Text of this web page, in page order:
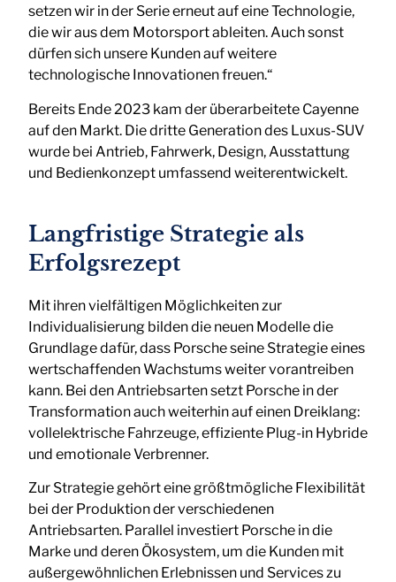
setzen wir in der Serie erneut auf eine Technologie,
die wir aus dem Motorsport ableiten. Auch sonst
dürfen sich unsere Kunden auf weitere
technologische Innovationen freuen.“
Bereits Ende 2023 kam der überarbeitete Cayenne
auf den Markt. Die dritte Generation des Luxus-SUV
wurde bei Antrieb, Fahrwerk, Design, Ausstattung
und Bedienkonzept umfassend weiterentwickelt.
Langfristige Strategie als
Erfolgsrezept
Mit ihren vielfältigen Möglichkeiten zur
Individualisierung bilden die neuen Modelle die
Grundlage dafür, dass Porsche seine Strategie eines
wertschaffenden Wachstums weiter vorantreiben
kann. Bei den Antriebsarten setzt Porsche in der
Transformation auch weiterhin auf einen Dreiklang:
vollelektrische Fahrzeuge, effiziente Plug-in Hybride
und emotionale Verbrenner.
Zur Strategie gehört eine größtmögliche Flexibilität
bei der Produktion der verschiedenen
Antriebsarten. Parallel investiert Porsche in die
Marke und deren Ökosystem, um die Kunden mit
außergewöhnlichen Erlebnissen und Services zu